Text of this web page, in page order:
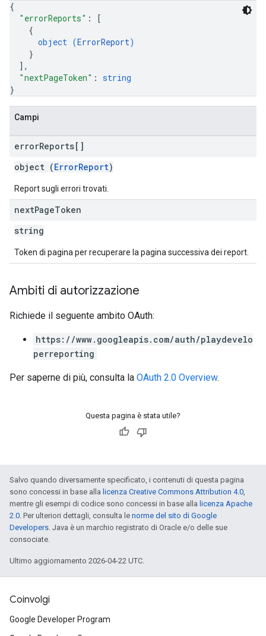
{
"errorReports" :
[
{
object (ErrorReport)
}
] ,
"nextPageToken" : string
}
Campi
errorReports[]
object (ErrorReport)
Report sugli errori trovati.
nextPageToken
string
Token di pagina per recuperare la pagina successiva dei report.
Ambiti di autorizzazione
Richiede il seguente ambito OAuth:
https://www.googleapis.com/auth/playdevelo
perreporting
Per saperne di più, consulta la OAuth 2.0 Overview.
Questa pagina è stata utile?
Salvo quando diversamente specificato, i contenuti di questa pagina
sono concessi in base alla licenza Creative Commons Attribution 4.0,
mentre gli esempi di codice sono concessi in base alla licenza Apache
2.0. Per ulteriori dettagli, consulta le norme del sito di Google
Developers. Java è un marchio registrato di Oracle e/o delle sue
consociate.
Ultimo aggiornamento 2026-04-22 UTC.
Coinvolgi
Google Developer Program